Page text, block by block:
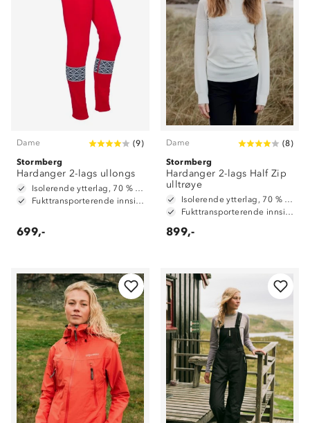
Dame (9)
Stormberg
Hardanger 2-lags ullongs
Isolerende ytterlag, 70 % ull og 30 % polyester
Fukttransporterende innside, 100 % polyester
699,-
Dame (8)
Stormberg
Hardanger 2-lags Half Zip
ulltrøye
Isolerende ytterlag, 70 % ull og 30 % polyester
Fukttransporterende innside, 100 % polyester
899,-